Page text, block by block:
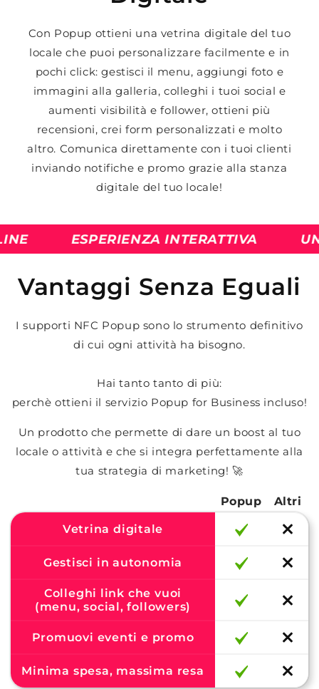
Con Popup ottieni una vetrina digitale del tuo
locale che puoi personalizzare facilmente e in
pochi click: gestisci il menu, aggiungi foto e
immagini alla galleria, colleghi i tuoi social e
aumenti visibilità e follower, ottieni più
recensioni, crei form personalizzati e molto
altro. Comunica direttamente con i tuoi clienti
inviando notifiche e promo grazie alla stanza
digitale del tuo locale!
ESPERIENZA INTERATTIVA UN
Vantaggi Senza Eguali
I supporti NFC Popup sono lo strumento definitivo
di cui ogni attività ha bisogno.
Hai tanto tanto di più:
perchè ottieni il servizio Popup for Business incluso!
Un prodotto che permette di dare un boost al tuo
locale o attività e che si integra perfettamente alla
tua strategia di marketing! 🚀
Popup Altri
Vetrina digitale
Gestisci in autonomia
Colleghi link che vuoi
(menu, social, followers)
Promuovi eventi e promo
Minima spesa, massima resa